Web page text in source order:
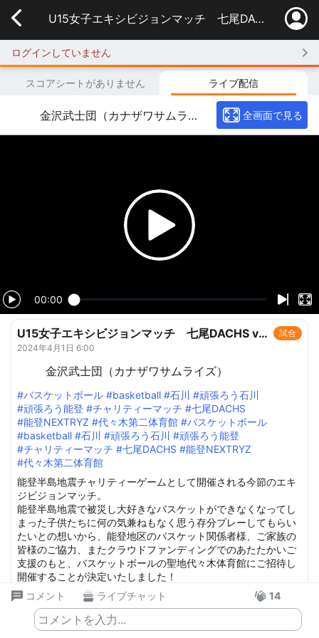
スコアシートがありません ライブ配信
金沢武士団（カナザワサムライズ） 全画面で見る
00:00
U15女子エキシビジョンマッチ 七尾DACHS vs 能登NEXTRYZ 【令和6年能登半島地震復興支援 金沢武士団チャリティマッチ presented by SportsBank】
試合
2024年4月1日 6:00
金沢武士団（カナザワサムライズ）
#バスケットボール #basketball #石川 #頑張ろう石川
#頑張ろう能登 #チャリティーマッチ #七尾DACHS
#能登NEXTRYZ #代々木第二体育館 #バスケットボール
#basketball #石川 #頑張ろう石川 #頑張ろう能登
#チャリティーマッチ #七尾DACHS #能登NEXTRYZ
#代々木第二体育館
能登半島地震チャリティーゲームとして開催される今節のエキ
ジビジョンマッチ。
能登半島地震で被災し大好きなバスケットができなくなってし
まった子供たちに何の気兼ねもなく思う存分プレーしてもらい
たいとの想いから、能登地区のバスケット関係者様、ご家族の
皆様のご協力、またクラウドファンディングでのあたたかいご
支援のもと、バスケットボールの聖地代々木体育館にご招待し
開催することが決定いたしました！
今回参加する選手の中には、親元を離れ金沢へ2次避難している
子供や今も避難所生活を送っている子供もおります。そんな逆
境にも負けず前を向いてひた向きにプレーする姿を是非応援し
ていただけましたら幸いです。
コメント ライブチャット 14
コメントを入力...
U15女子エキシビジョンマッチ 七尾DACHS vs 能登NEXTRYZ 【令和6年能登半島地震復興支援 金沢武士団チャリティマッチ presented by SportsBank】
ログインしていません